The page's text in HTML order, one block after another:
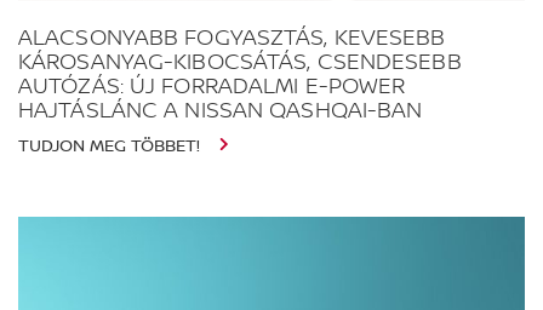
ALACSONYABB FOGYASZTÁS, KEVESEBB
KÁROSANYAG-KIBOCSÁTÁS, CSENDESEBB
AUTÓZÁS: ÚJ FORRADALMI E-POWER
HAJTÁSLÁNC A NISSAN QASHQAI-BAN
TUDJON MEG TÖBBET!